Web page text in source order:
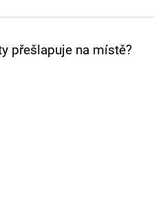
přešlapuje na místě?